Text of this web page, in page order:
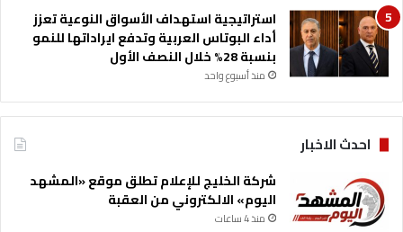
استراتيجية استهداف الأسواق النوعية تعزز
أداء البوتاس العربية وتدفع ايراداتها للنمو
بنسبة 28% خلال النصف الأول
منذ أسبوع واحد
احدث الاخبار
شركة الخليج للإعلام تطلق موقع «المشهد
اليوم» الالكتروني من العقبة
منذ 4 ساعات